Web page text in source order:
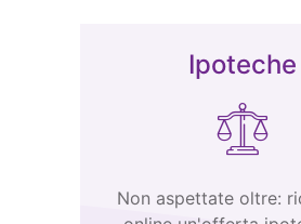
Ipoteche
Non aspettate oltre: